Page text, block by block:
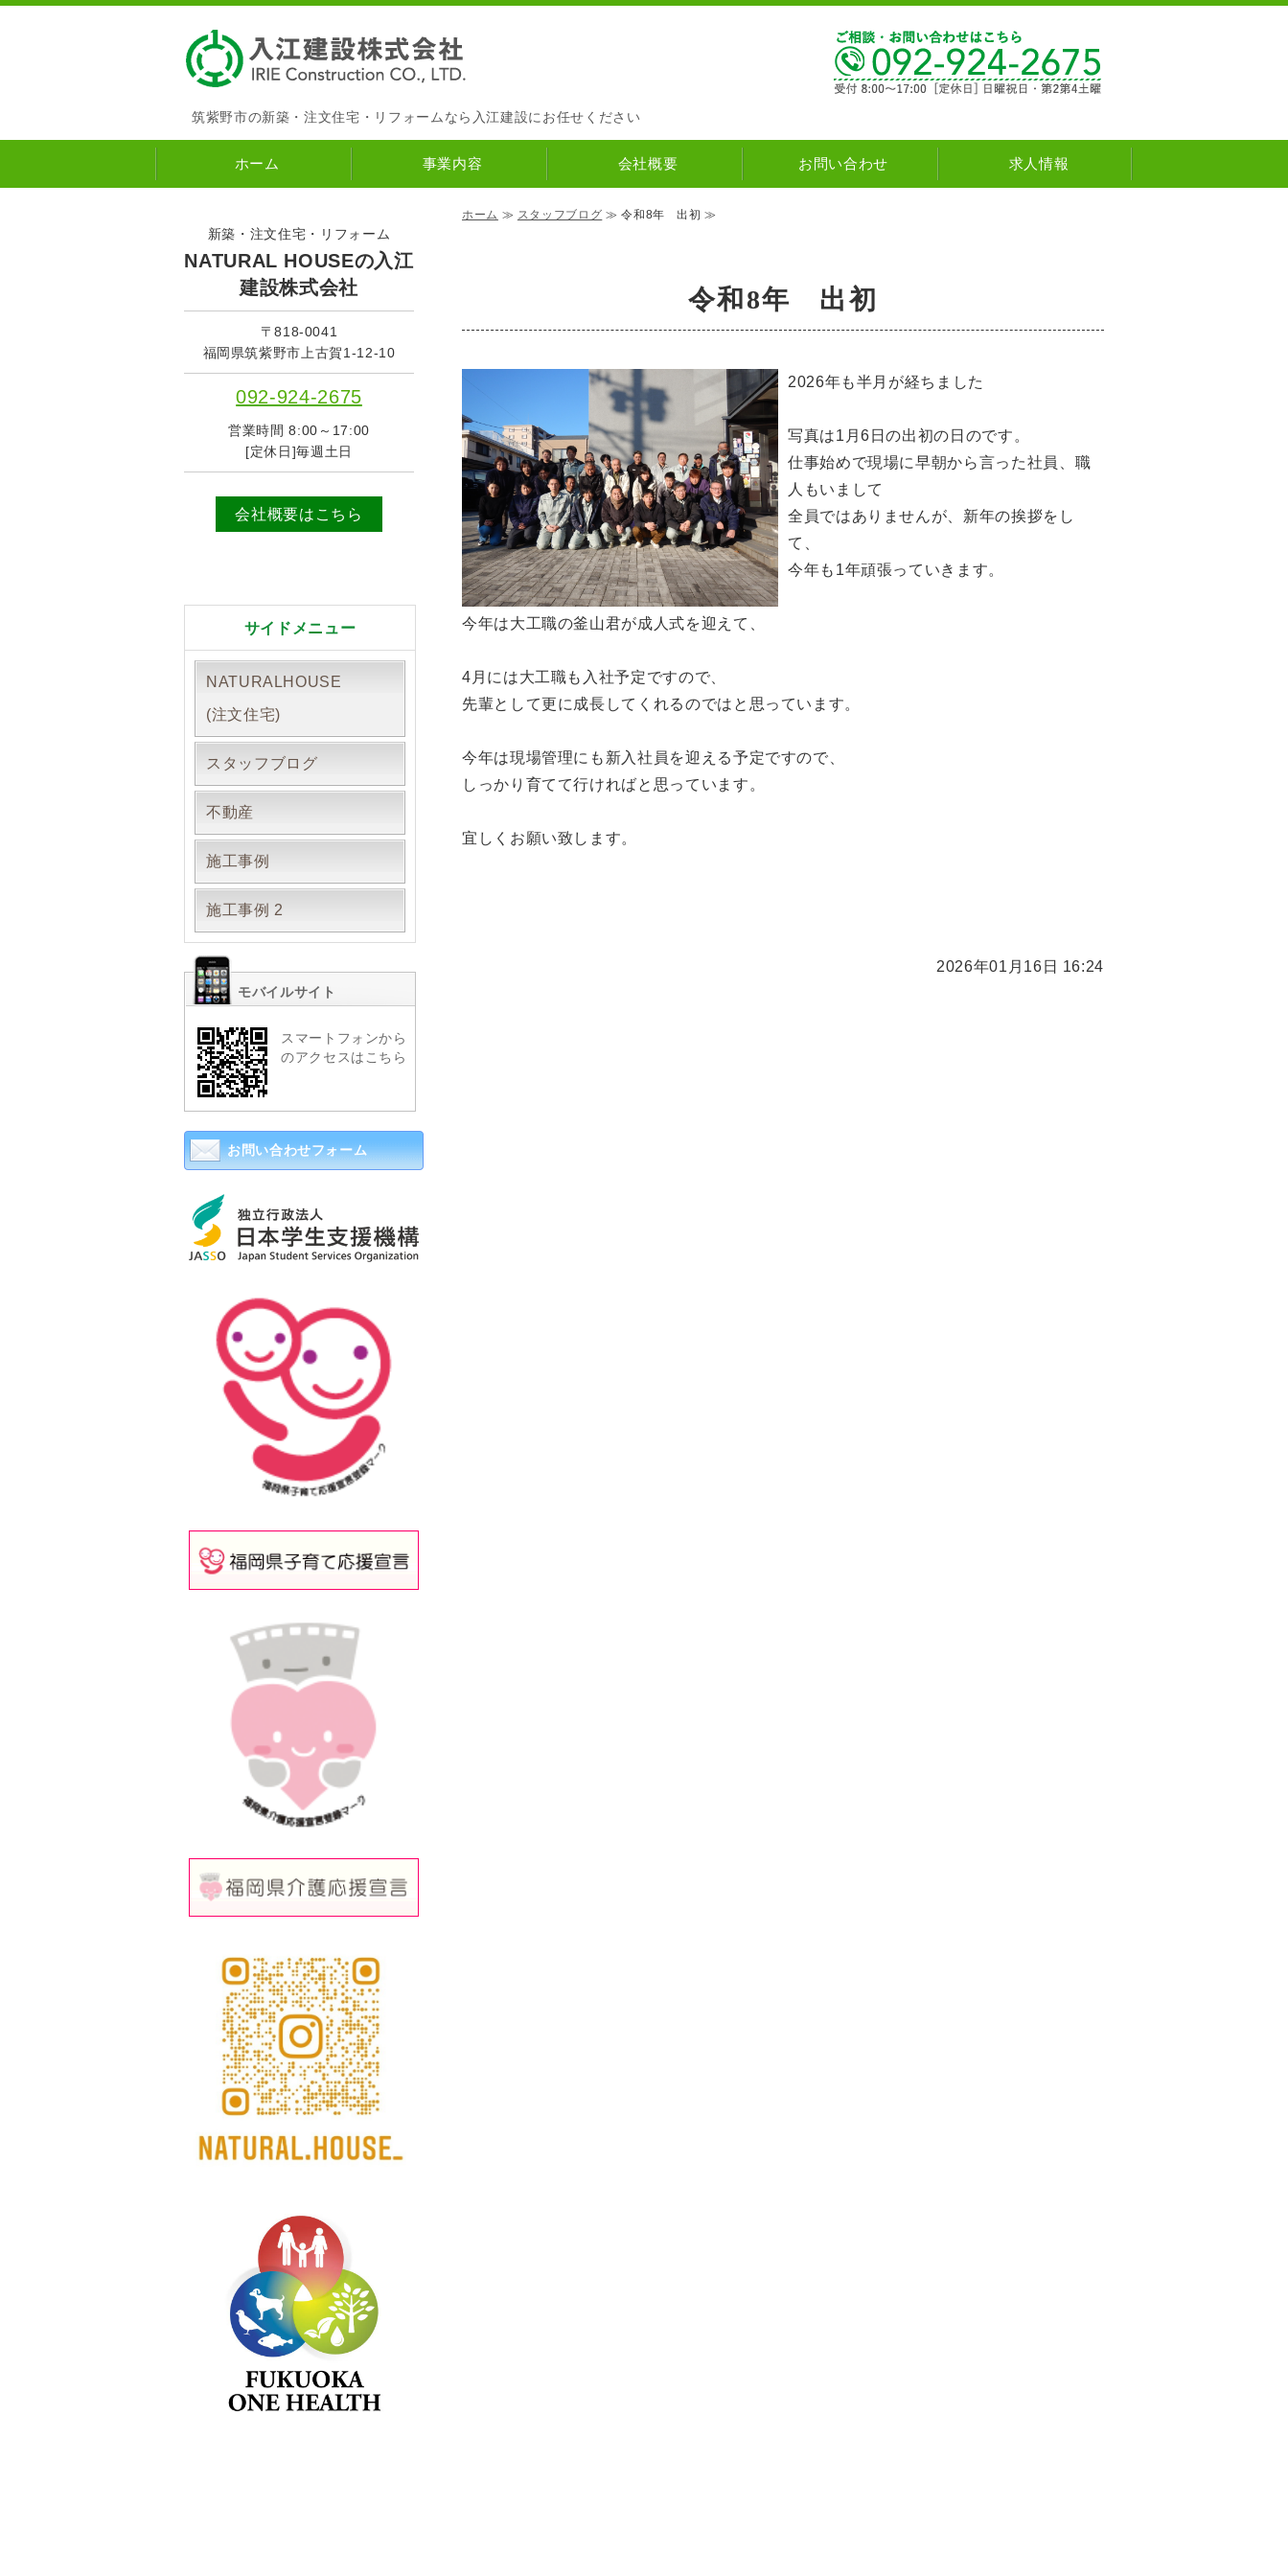
｜筑紫野市の新築・注文住宅・リフォーム natural house
筑紫野市の新築・注文住宅・リフォームなら入江建設にお任せください
ホーム 事業内容 会社概要 お問い合わせ 求人情報
ホーム ≫ スタッフブログ ≫ 令和8年 出初 ≫
令和8年 出初
2026年も半月が経ちました
写真は1月6日の出初の日のです。
仕事始めで現場に早朝から言った社員、職
人もいまして
全員ではありませんが、新年の挨拶をし
て、
今年も1年頑張っていきます。
今年は大工職の釜山君が成人式を迎えて、
4月には大工職も入社予定ですので、
先輩として更に成長してくれるのではと思っています。
今年は現場管理にも新入社員を迎える予定ですので、
しっかり育てて行ければと思っています。
宜しくお願い致します。
2026年01月16日 16:24
新築・注文住宅・リフォーム
NATURAL HOUSEの入江
建設株式会社
〒818-0041
福岡県筑紫野市上古賀1-12-10
092-924-2675
営業時間 8:00～17:00
[定休日]毎週土日
会社概要はこちら
サイドメニュー
NATURALHOUSE
(注文住宅)
スタッフブログ
不動産
施工事例
施工事例 2
モバイルサイト
スマートフォンから
のアクセスはこちら
お問い合わせフォーム